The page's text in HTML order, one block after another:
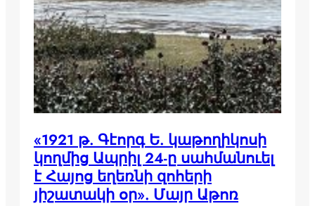
«1921 թ. Գէորգ Ե. կաթողիկոսի
կողմից Ապրիլ 24-ը սահմանուել
է Հայոց եղեռնի զոհերի
յիշատակի օր». Մայր Աթոռ